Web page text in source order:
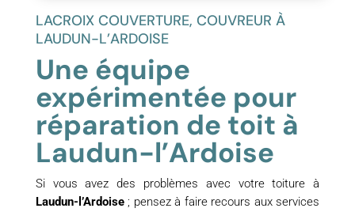
LACROIX COUVERTURE, COUVREUR À
LAUDUN-L’ARDOISE
Une équipe
expérimentée pour
réparation de toit à
Laudun-l’Ardoise
Si vous avez des problèmes avec votre toiture à
Laudun-l’Ardoise; pensez à faire recours aux services